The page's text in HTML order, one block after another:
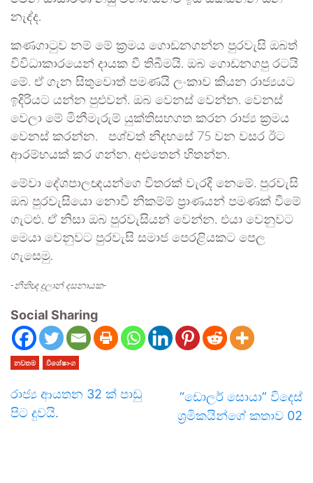
නැද්ද.
කණගාටුව නම් මේ ක්‍රමය ගොඩනගන්න පුරවැසි ඔබත්
විවිධාකාරයෙන් දායක වී තිබීමයි. ඔබ ගොඩනගපු රටයි
මේ. ඒ ගැන සිතුවොත් පමණයි ලංකාව කියන රාජ්‍යයට
ඉදිරියට යන්න පුළුවන්. ඔබ වෙනස් වෙන්න. වෙනස්
වෙලා මේ මිනීමැරුම් යුක්තිසහගත කරන රාජ්‍ය ක්‍රමය
වෙනස් කරන්න. පශ්චත් නිදහසේ 75 වන වසර ඊට
ආරම්භයක් කර ගන්න. අළුතෙන් හිතන්න.
මේවා දේශපාලඥයන්ගෙ විතරක් වැරදි නෙමේ. පුරවැසි
ඔබ පුරවැසියො නොවී නිකම්ම් ප්‍රාණයන් පමණක් වීමේ
ගැටළු. ඒ නිසා ඔබ පුරවැසියන් වෙන්න. එයා වෙනුවට
මෙයා වෙනුවට පුරවැසි සමාජ පෙරළියකට පෙල
ගැසෙමු.
-නීතිඥ දුලාන් දසනායක-
Social Sharing
නවතම විශේෂාංග
රාජ්‍ය ආයතන 32 ක් පාඩු
පිට දුවයි.
“ඩොලර් සොයා” විදෙස්
ශ්‍රමිකයින්ගේ කතාව 02